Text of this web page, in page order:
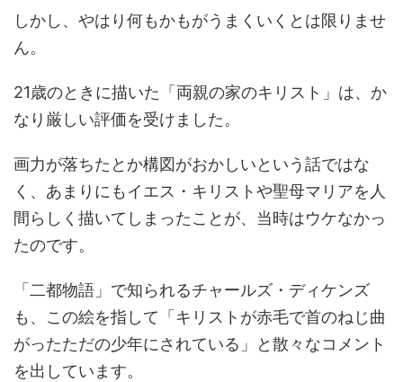
しかし、やはり何もかもがうまくいくとは限りませ
ん。
21歳のときに描いた「両親の家のキリスト」は、か
なり厳しい評価を受けました。
画力が落ちたとか構図がおかしいという話ではな
く、あまりにもイエス・キリストや聖母マリアを人
間らしく描いてしまったことが、当時はウケなかっ
たのです。
「二都物語」で知られるチャールズ・ディケンズ
も、この絵を指して「キリストが赤毛で首のねじ曲
がったただの少年にされている」と散々なコメント
を出しています。